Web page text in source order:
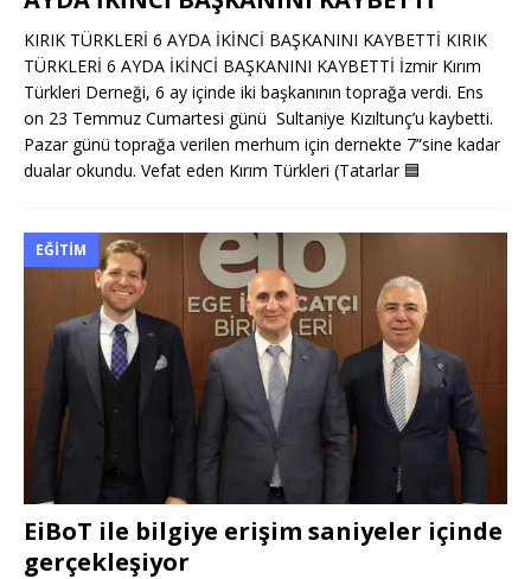
KIRIK TÜRKLERİ 6 AYDA İKİNCİ BAŞKANINI KAYBETTİ KIRIK
TÜRKLERİ 6 AYDA İKİNCİ BAŞKANINI KAYBETTİ İzmir Kırım
Türkleri Derneği, 6 ay içinde iki başkanının toprağa verdi. Ens
on 23 Temmuz Cumartesi günü Sultaniye Kızıltunç’u kaybetti.
Pazar günü toprağa verilen merhum için dernekte 7”sine kadar
dualar okundu. Vefat eden Kırım Türkleri (Tatarlar 🟦
EĞITIM
EiBoT ile bilgiye erişim saniyeler içinde
gerçekleşiyor